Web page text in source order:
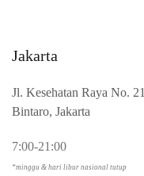
Jakarta
Jl. Kesehatan Raya No. 21
Bintaro, Jakarta
7:00-21:00
*minggu & hari libur nasional tutup